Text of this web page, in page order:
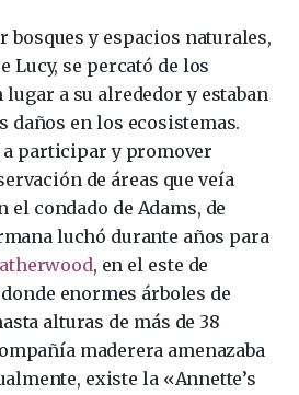
bosques y espacios naturales,
Lucy, se percató de los
lugar a su alrededor y estaban
daños en los ecosistemas.
participar y promover
de áreas que veía
el condado de Adams, de
luchó durante años para
, en el este de
enormes árboles de
alturas de más de 38
maderera amenazaba
existe la «Annette’s